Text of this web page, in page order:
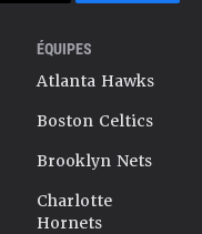
ÉQUIPES
Atlanta Hawks
Boston Celtics
Brooklyn Nets
Charlotte
Hornets